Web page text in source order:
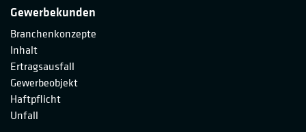
Gewerbekunden
Branchenkonzepte
Inhalt
Ertragsausfall
Gewerbeobjekt
Haftpflicht
Unfall